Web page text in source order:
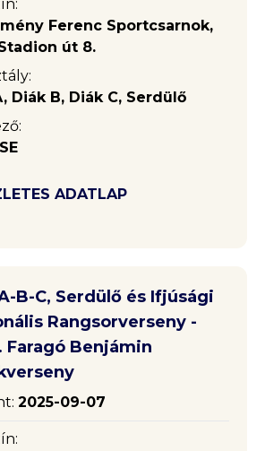
Ferenc Sportcsarnok,
út 8.
Diák B, Diák C, Serdülő
ADATLAP
B-C, Serdülő és Ifjúsági
Rangsorverseny -
Faragó Benjámin
2025-09-07